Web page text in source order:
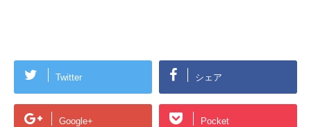
Twitter シェア
Google+ Pocket